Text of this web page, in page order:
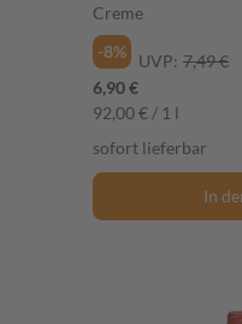
Creme
-8%
UVP: 7,49 €
6,90 €
92,00 € / 1 l
sofort lieferbar
In